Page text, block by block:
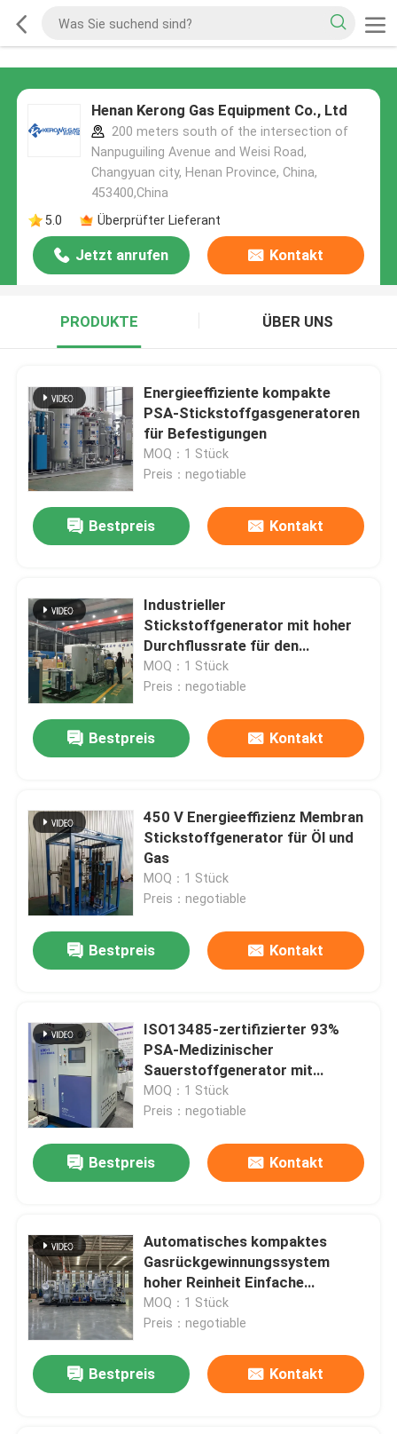
Henan Kerong Gas Equipment Co., Ltd
200 meters south of the intersection of
Nanpuguiling Avenue and Weisi Road,
Changyuan city, Henan Province, China,
453400,China
5.0
Überprüfter Lieferant
Jetzt anrufen Kontakt
PRODUKTE ÜBER UNS
Energieeffiziente kompakte
PSA-Stickstoffgasgeneratoren
für Befestigungen
MOQ：1 Stück
Preis：negotiable
Bestpreis Kontakt
Industrieller
Stickstoffgenerator mit hoher
Durchflussrate für den
Brennschutz
MOQ：1 Stück
Preis：negotiable
Bestpreis Kontakt
450 V Energieeffizienz Membran
Stickstoffgenerator für Öl und
Gas
MOQ：1 Stück
Preis：negotiable
Bestpreis Kontakt
ISO13485-zertifizierter 93%
PSA-Medizinischer
Sauerstoffgenerator mit
Füllstation
MOQ：1 Stück
Preis：negotiable
Bestpreis Kontakt
Automatisches kompaktes
Gasrückgewinnungssystem
hoher Reinheit Einfache
Installation
MOQ：1 Stück
Preis：negotiable
Bestpreis Kontakt